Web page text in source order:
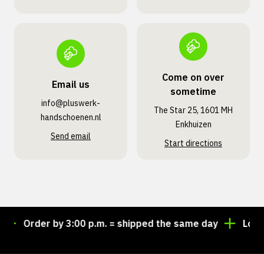
Email us
info@pluswerk­
handschoenen.nl
Send email
Come on over
sometime
The Star 25, 1601 MH
Enkhuizen
Start directions
Order by 3:00 p.m. = shipped the same day